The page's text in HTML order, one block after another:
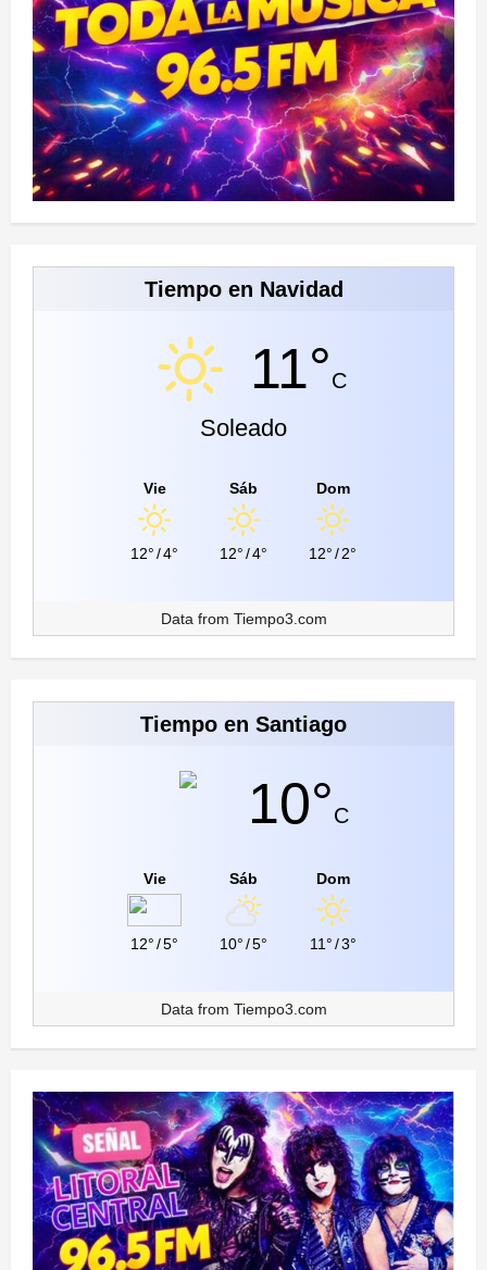
Tiempo en Navidad
11°C
Soleado
Vie
12°/4°
Sáb
12°/4°
Dom
12°/2°
Data from Tiempo3.com
Tiempo en Santiago
10°C
Vie
12°/5°
Sáb
10°/5°
Dom
11°/3°
Data from Tiempo3.com